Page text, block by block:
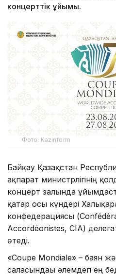
концерттік ұйымы.
Фото: Kazinform
Байқау Қазақстан
ақпарат министрлігінің
концерт залында
қатар осы күндері
конфедерациясы
Accordéonistes, CIA)
өтеді.
«Coupe Mondiale» – баян
саласындағы әлемдегі ең